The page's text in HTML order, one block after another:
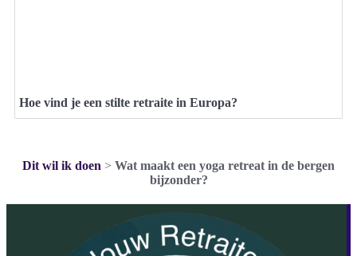
Hoe vind je een stilte retraite in Europa?
Dit wil ik doen > Wat maakt een yoga retreat in de bergen
bijzonder?